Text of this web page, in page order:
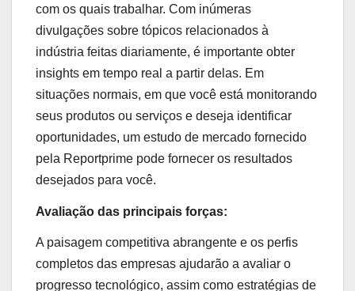
com os quais trabalhar. Com inúmeras
divulgações sobre tópicos relacionados à
indústria feitas diariamente, é importante obter
insights em tempo real a partir delas. Em
situações normais, em que você está monitorando
seus produtos ou serviços e deseja identificar
oportunidades, um estudo de mercado fornecido
pela Reportprime pode fornecer os resultados
desejados para você.
Avaliação das principais forças:
A paisagem competitiva abrangente e os perfis
completos das empresas ajudarão a avaliar o
progresso tecnológico, assim como estratégias de